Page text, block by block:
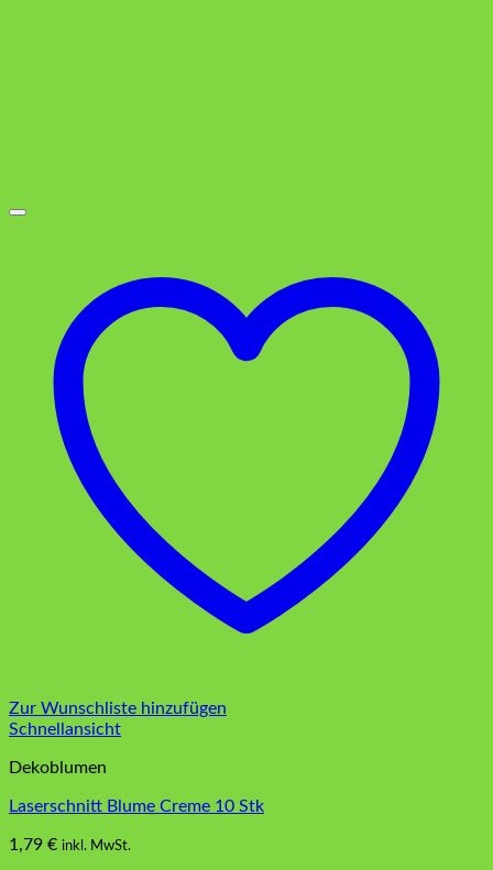
Zur Wunschliste hinzufügen
Schnellansicht
Dekoblumen
Laserschnitt Blume Creme 10 Stk
1,79 € inkl. MwSt.